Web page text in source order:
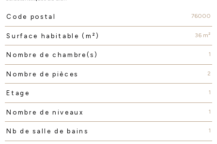
Caractéristiques Valeurs
Code postal 76000
Surface habitable (m²) 36 m²
Nombre de chambre(s) 1
Nombre de pièces 2
Etage 1
Nombre de niveaux 1
Nb de salle de bains 1